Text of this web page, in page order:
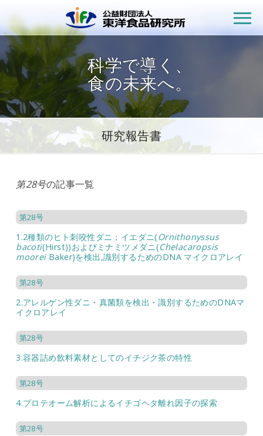
公益財団
科学で導く、
食の未来へ。
研究報告書
第28号の記事一覧
第28号
1.2種類のヒト刺咬性ダニ；イエダニ( Ornithonyssus
bacoti(Hirst))およびミナミツメダニ(Chelacaropsis
mooreiBaker)を検出,識別するためのDNA マイクロアレイ
第28号
2.アレルゲン性ダニ・真菌類を検出・識別するためのDNAマ
イクロアレイ
第28号
3.容器詰め飲料素材としてのイチジク茶の特性
第28号
4.プロテオーム解析によるイチゴヘタ離れ因子の探索
第28号